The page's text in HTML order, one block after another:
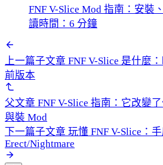
FNF V-Slice Mod 指南：安裝
讀時間：6 分鐘
上一篇子文章 FNF V-Slice 是什麼
前版本
父文章 FNF V-Slice 指南：它改變
與裝 Mod
下一篇子文章 玩懂 FNF V-Slice：
Erect/Nightmare